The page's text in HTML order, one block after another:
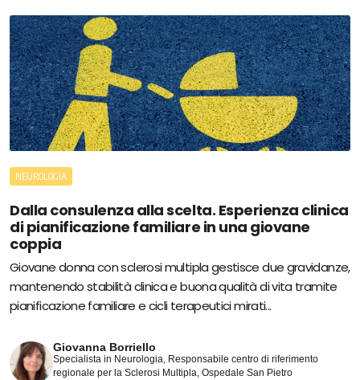
NEUROLOGIA
Dalla consulenza alla scelta. Esperienza clinica
di pianificazione familiare in una giovane
coppia
Giovane donna con sclerosi multipla gestisce due gravidanze,
mantenendo stabilità clinica e buona qualità di vita tramite
pianificazione familiare e cicli terapeutici mirati...
Giovanna Borriello
Specialista in Neurologia, Responsabile centro di riferimento
regionale per la Sclerosi Multipla, Ospedale San Pietro